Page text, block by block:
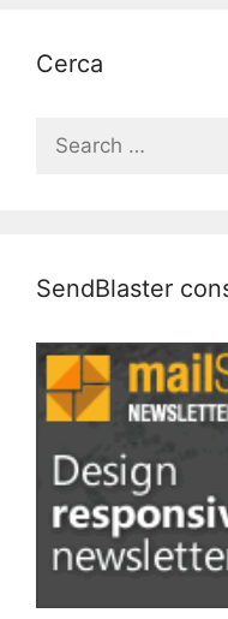
Cerca
Search
SendBlaster